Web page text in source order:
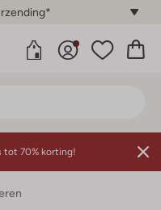
tot 70% korting!